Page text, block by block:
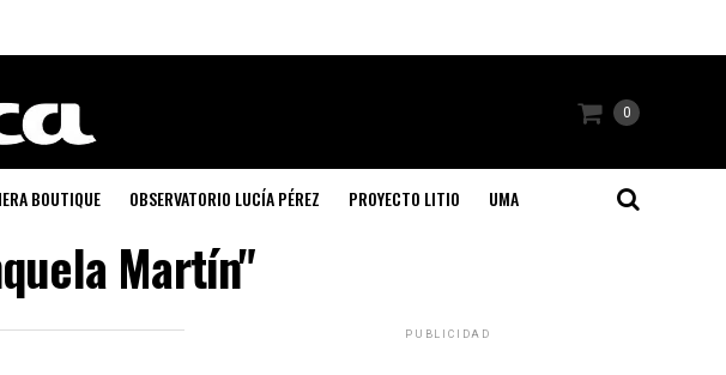
0
BOUTIQUE OBSERVATORIO LUCÍA PÉREZ PROYECTO LITIO UMA
Martín"
PUBLICIDAD